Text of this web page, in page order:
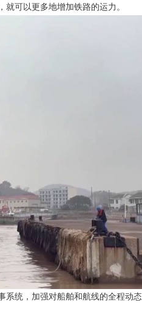
可以更多地增加铁路的运力。
统，加强对船舶和航线的全程动